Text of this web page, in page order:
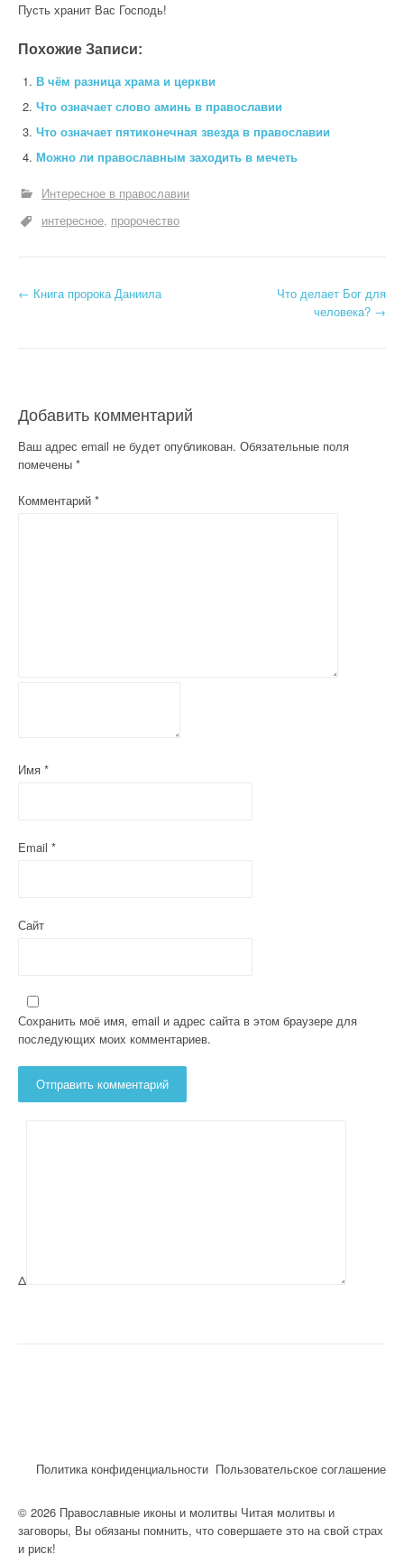
Пусть хранит Вас Господь!
Похожие Записи:
В чём разница храма и церкви
Что означает слово аминь в православии
Что означает пятиконечная звезда в православии
Можно ли православным заходить в мечеть
Интересное в православии
интересное пророчество
Н
г
а
ц
м
← Книга пророка Даниила
Что делает Бог для
человека? →
Добавить комментарий
Ваш адрес email не будет опубликован. Обязательные поля
помечены *
Комментарий *
Имя *
Email *
Сайт
Сохранить моё имя, email и адрес сайта в этом браузере для
последующих моих комментариев.
Δ
Политика конфиденциальности Пользовательское соглашение
© 2026 Православные иконы и молитвы Читая молитвы и
заговоры, Вы обязаны помнить, что совершаете это на свой страх
и риск!